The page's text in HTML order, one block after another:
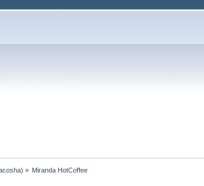
) » Miranda HotCoffee